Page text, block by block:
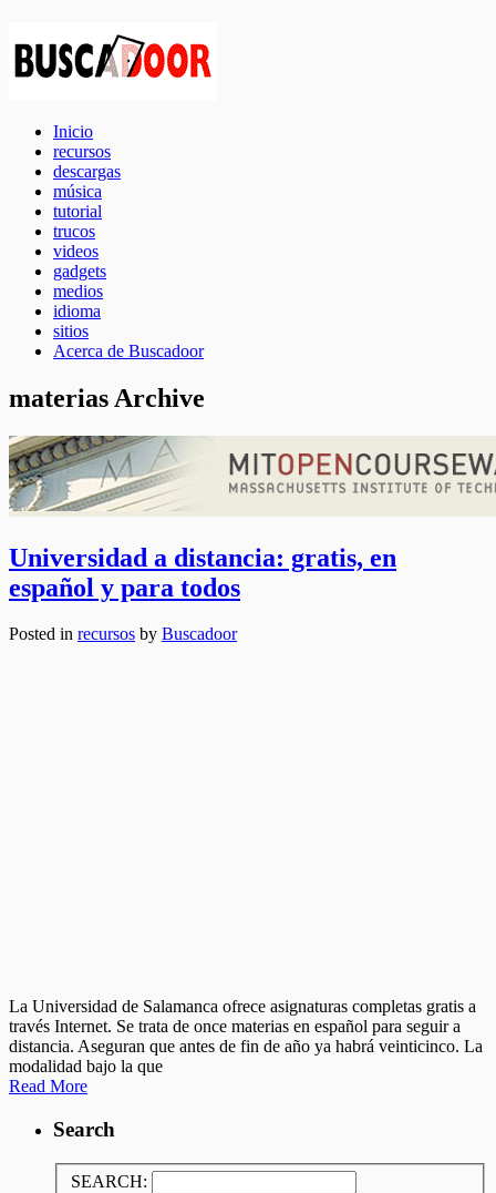
Inicio
recursos
descargas
música
tutorial
trucos
videos
gadgets
medios
idioma
sitios
Acerca de Buscadoor
materias Archive
Universidad a distancia: gratis, en
español y para todos
Posted in recursos by Buscadoor
La Universidad de Salamanca ofrece asignaturas completas gratis a
través Internet. Se trata de once materias en español para seguir a
distancia. Aseguran que antes de fin de año ya habrá veinticinco. La
modalidad bajo la que
Read More
Search
SEARCH: